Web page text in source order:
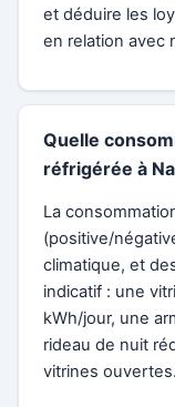
et déduire les
en relation avec
Quelle
réfrigérée à
La
(positive/
climatique, et
indicatif : une
kWh/jour, une
rideau de nuit
vitrines ouvertes.